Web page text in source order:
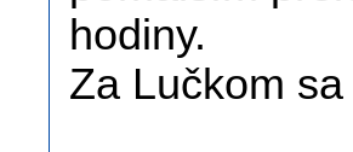
hodiny.
Za Lučkom